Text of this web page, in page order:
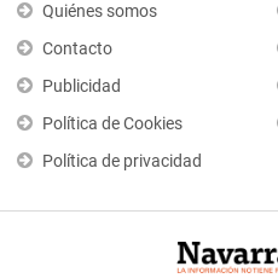
Quiénes somos
Contacto
Publicidad
Política de Cookies
Política de privacidad